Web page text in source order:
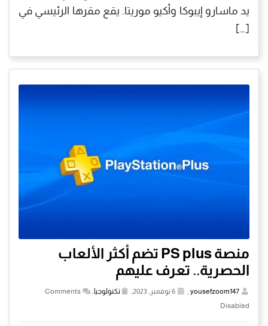
يد ماسارو إيبوكا وأكيو موريتا. يقع مقرها الرئيسي في
[…]
منصة PS plus تضم أكثر الألعاب
الحصرية.. تعرف عليهم
yousefzoom147 تكنولوجيا
Comments
Disabled